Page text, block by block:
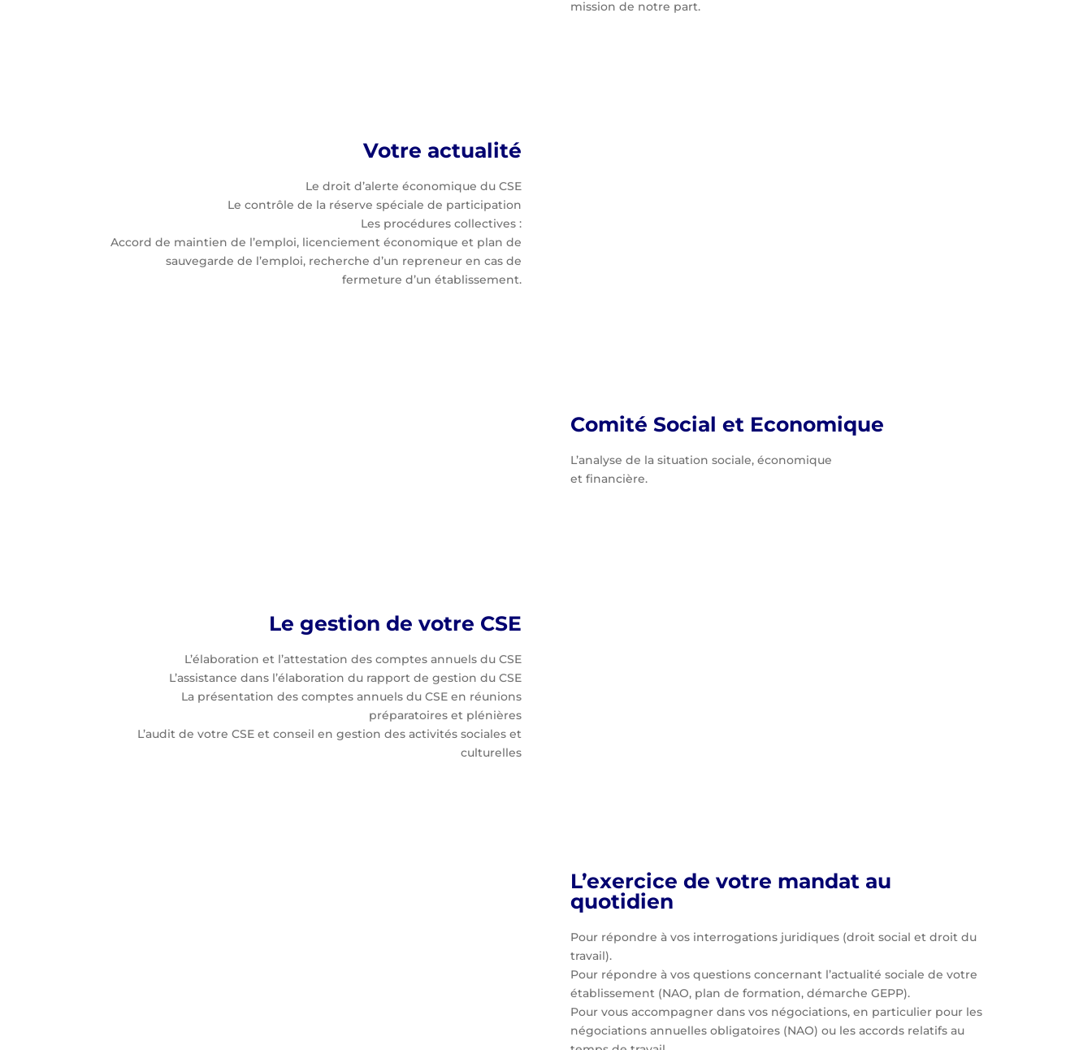
mission de notre part.
Votre actualité
Le droit d’alerte économique du CSE
Le contrôle de la réserve spéciale de participation
Les procédures collectives :
Accord de maintien de l’emploi, licenciement économique et plan de
sauvegarde de l’emploi, recherche d’un repreneur en cas de
fermeture d’un établissement.
Comité Social et Economique
L’analyse de la situation sociale, économique
et financière.
Le gestion de votre CSE
L’élaboration et l’attestation des comptes annuels du CSE
L’assistance dans l’élaboration du rapport de gestion du CSE
La présentation des comptes annuels du CSE en réunions
préparatoires et plénières
L’audit de votre CSE et conseil en gestion des activités sociales et
culturelles
L’exercice de votre mandat au
quotidien
Pour répondre à vos interrogations juridiques (droit social et droit du
travail).
Pour répondre à vos questions concernant l’actualité sociale de votre
établissement (NAO, plan de formation, démarche GEPP).
Pour vous accompagner dans vos négociations, en particulier pour les
négociations annuelles obligatoires (NAO) ou les accords relatifs au